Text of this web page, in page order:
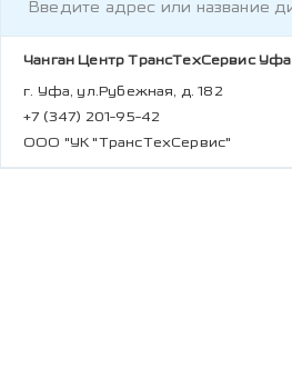
Чанган Центр ТрансТехСервис Уфа
г. Уфа, ул.Рубежная, д. 182
+7 (347) 201-95-42
ООО "УК "ТрансТехСервис"